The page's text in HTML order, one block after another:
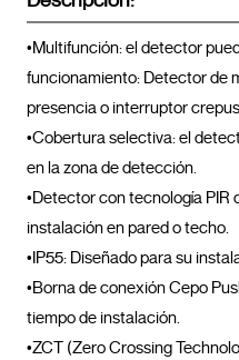
•Multifunción: el detector
funcionamiento: Detector de
presencia o interruptor
•Cobertura selectiva: el
en la zona de detección.
•Detector con tecnología PIR
instalación en pared o techo.
•IP55: Diseñado para su
•Borna de conexión Cepo
tiempo de instalación.
•ZCT (Zero Crossing